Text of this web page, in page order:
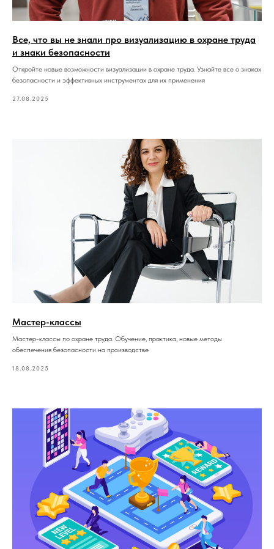
Все, что вы не знали про визуализацию в охране труда
и знаки безопасности
Откройте новые возможности визуализации в охране труда. Узнайте все о знаках
безопасности и эффективных инструментах для их применения
27.08.2025
Мастер-классы
Мастер-классы по охране труда. Обучение, практика, новые методы
обеспечения безопасности на производстве
18.08.2025